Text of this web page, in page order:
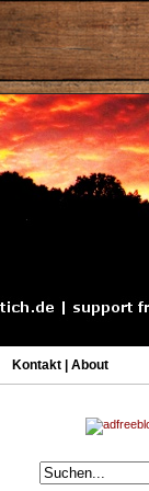
Kontakt | About